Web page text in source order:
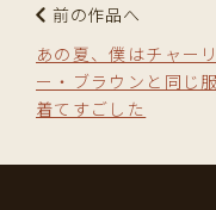
前の作品へ
あの夏、僕はチャーリ
ー・ブラウンと同じ
着てすごした